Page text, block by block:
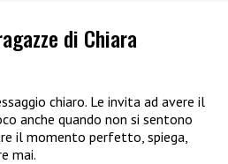
di Chiara
chiaro. Le invita ad avere il
anche quando non si sentono
il momento perfetto, spiega,
mai.